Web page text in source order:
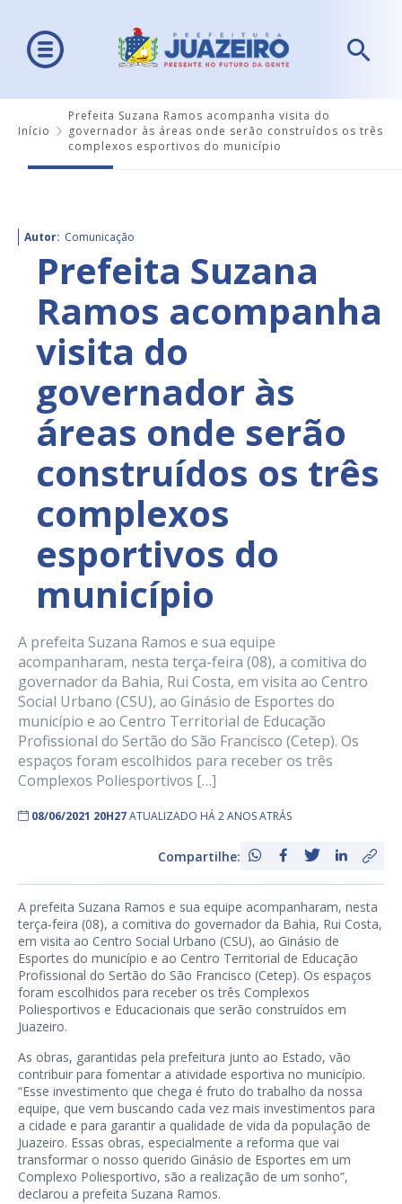
Início
Prefeita Suzana Ramos acompanha visita do
governador às áreas onde serão construídos os três
complexos esportivos do município
Autor: Comunicação
Prefeita Suzana
Ramos acompanha
visita do
governador às
áreas onde serão
construídos os três
complexos
esportivos do
município
A prefeita Suzana Ramos e sua equipe
acompanharam, nesta terça-feira (08), a comitiva do
governador da Bahia, Rui Costa, em visita ao Centro
Social Urbano (CSU), ao Ginásio de Esportes do
município e ao Centro Territorial de Educação
Profissional do Sertão do São Francisco (Cetep). Os
espaços foram escolhidos para receber os três
Complexos Poliesportivos […]
08/06/2021 20H27ATUALIZADO HÁ 2 ANOS ATRÁS
Compartilhe:
A prefeita Suzana Ramos e sua equipe acompanharam, nesta
terça-feira (08), a comitiva do governador da Bahia, Rui Costa,
em visita ao Centro Social Urbano (CSU), ao Ginásio de
Esportes do município e ao Centro Territorial de Educação
Profissional do Sertão do São Francisco (Cetep). Os espaços
foram escolhidos para receber os três Complexos
Poliesportivos e Educacionais que serão construídos em
Juazeiro.
As obras, garantidas pela prefeitura junto ao Estado, vão
contribuir para fomentar a atividade esportiva no município.
“Esse investimento que chega é fruto do trabalho da nossa
equipe, que vem buscando cada vez mais investimentos para
a cidade e para garantir a qualidade de vida da população de
Juazeiro. Essas obras, especialmente a reforma que vai
transformar o nosso querido Ginásio de Esportes em um
Complexo Poliesportivo, são a realização de um sonho”,
declarou a prefeita Suzana Ramos.